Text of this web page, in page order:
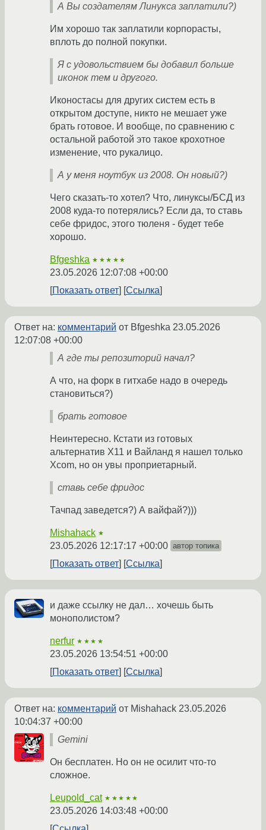
А Вы создателям Линукса заплатили?)
Им хорошо так заплатили корпорасты,
вплоть до полной покупки.
Я с удовольствием бы добавил больше
иконок тем и другого.
Иконостасы для других систем есть в
открытом доступе, никто не мешает уже
брать готовое. И вообще, по сравнению с
остальной работой это такое крохотное
изменение, что рукалицо.
А у меня ноутбук из 2008. Он новый?)
Чего сказать-то хотел? Что, линуксы/БСД из
2008 куда-то потерялись? Если да, то ставь
себе фридос, этого тюленя - будет тебе
хорошо.
Bfgeshka ★★★★★
23.05.2026 12:07:08 +00:00
Показать ответ
Ссылка
Ответ на: комментарий от Bfgeshka 23.05.2026
12:07:08 +00:00
А где ты репозиторий начал?
А что, на форк в гитхабе надо в очередь
становиться?)
брать готовое
Неинтересно. Кстати из готовых
альтернатив Х11 и Вайланд я нашел только
Xcom, но он увы проприетарный.
ставь себе фридос
Тачпад заведется?) А вайфай?)))
Mishahack ★
23.05.2026 12:17:17 +00:00 автор топика
Показать ответ Ссылка
и даже ссылку не дал… хочешь быть
монополистом?
nerfur ★★★★
23.05.2026 13:54:51 +00:00
Показать ответ
Ссылка
Ответ на: комментарий от Mishahack 23.05.2026
10:04:37 +00:00
Gemini
Он бесплатен. Но он не осилит что-то
сложное.
Leupold_cat ★★★★★
23.05.2026 14:03:48 +00:00